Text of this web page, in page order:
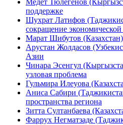
Медет Тюлегенов
поддержке
Шухрат Латифов
сокращение
Марат Шибутов
Арустан Жолдасов
Азии
Чинара Эсенгул
узловая проблема
Гульмира Илеуова
Аниса Сабири
пространства региона
Зитта Султанбаева
Фаррух Негматзаде